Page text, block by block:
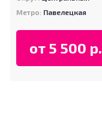
Метро: Павелецкая
от 5 500 р.